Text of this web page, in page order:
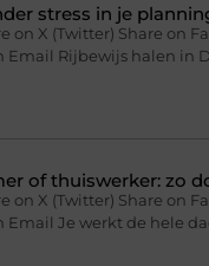
stress in je
on X (Twitter) Share on
Email Rijbewijs halen in
of thuiswerker: zo
on X (Twitter) Share on
Email Je werkt de hele